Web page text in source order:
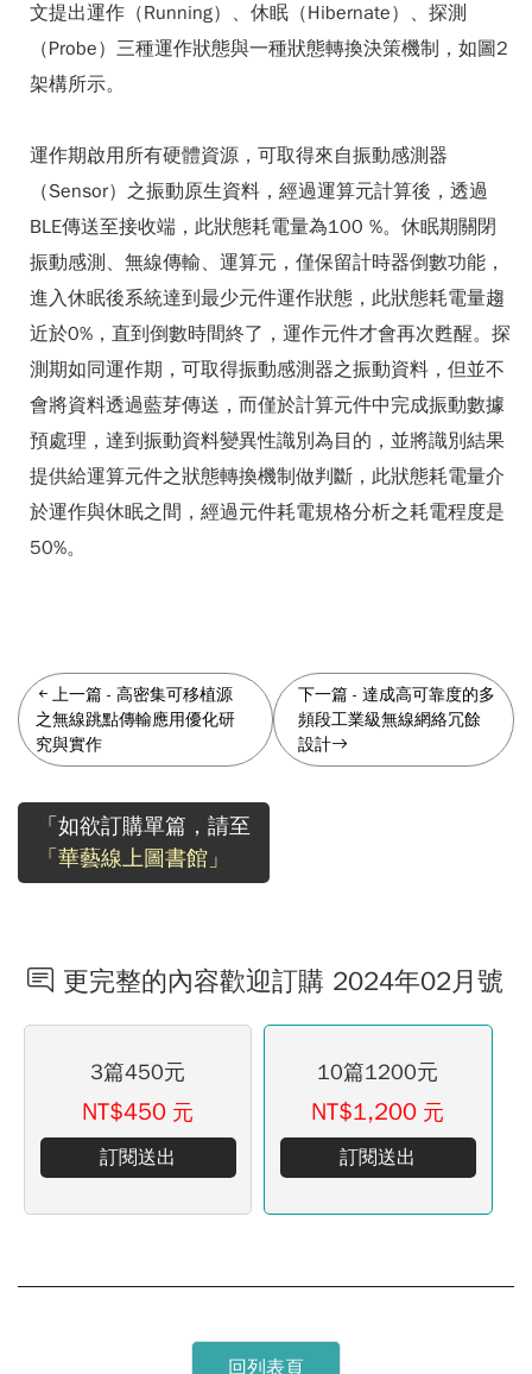
文提出運作（Running）、休眠（Hibernate）、探測
（Probe）三種運作狀態與一種狀態轉換決策機制，如圖2
架構所示。
運作期啟用所有硬體資源，可取得來自振動感測器
（Sensor）之振動原生資料，經過運算元計算後，透過
BLE傳送至接收端，此狀態耗電量為100 %。休眠期關閉
振動感測、無線傳輸、運算元，僅保留計時器倒數功能，
進入休眠後系統達到最少元件運作狀態，此狀態耗電量趨
近於0%，直到倒數時間終了，運作元件才會再次甦醒。探
測期如同運作期，可取得振動感測器之振動資料，但並不
會將資料透過藍芽傳送，而僅於計算元件中完成振動數據
預處理，達到振動資料變異性識別為目的，並將識別結果
提供給運算元件之狀態轉換機制做判斷，此狀態耗電量介
於運作與休眠之間，經過元件耗電規格分析之耗電程度是
50%。
上一篇 - 高密集可移植源
之無線跳點傳輸應用優化研
究與實作
下一篇 -達成高可靠度的多
頻段工業級無線網絡冗餘
設計
「如欲訂購單篇，請至
「華藝線上圖書館」
更完整的內容歡迎訂購 2024年02月號
3篇450元
NT$450 元
訂閱送出
10篇1200元
NT$1,200 元
訂閱送出
回列表頁